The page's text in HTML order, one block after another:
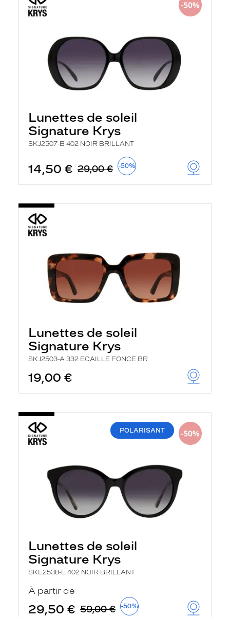
Lunettes de soleil
Signature Krys
SKJ2507-B 402 NOIR BRILLANT
14,50 € 29,00 € -50%
Lunettes de soleil
Signature Krys
SKJ2503-A 332 ECAILLE FONCE BR
19,00 €
POLARISANT
Lunettes de soleil
Signature Krys
SKE2538-E 402 NOIR BRILLANT
À partir de
29,50 € 59,00 € -50%